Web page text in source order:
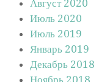
Август 2020
Июль 2020
Июль 2019
Январь 2019
Декабрь 2018
Ноябрь 2018